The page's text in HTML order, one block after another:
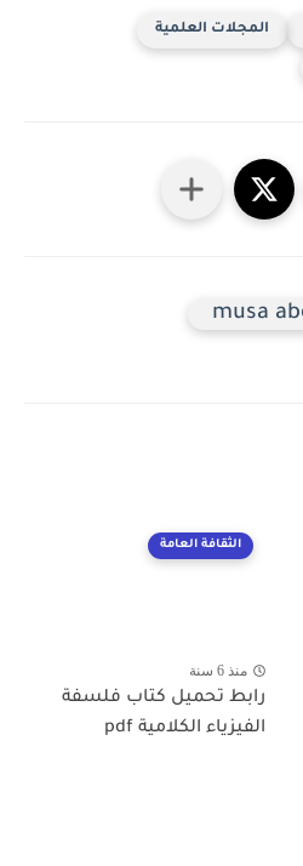
المجلات العلمية
musa
الثقافة العامة
منذ 6 سنة
رابط تحميل كتاب فلسفة
الفيزياء الكلامية pdf